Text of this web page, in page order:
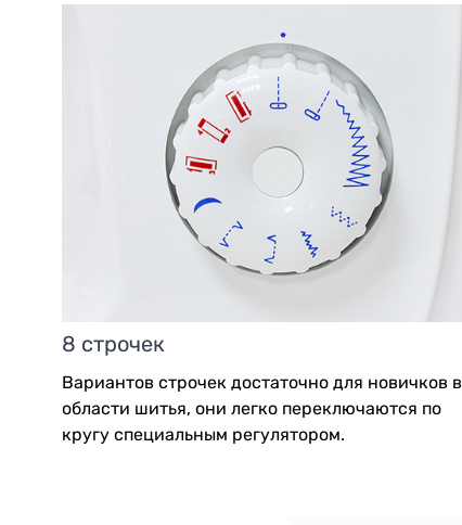
8 строчек
Вариантов строчек достаточно для новичков в
области шитья, они легко переключаются по
кругу специальным регулятором.